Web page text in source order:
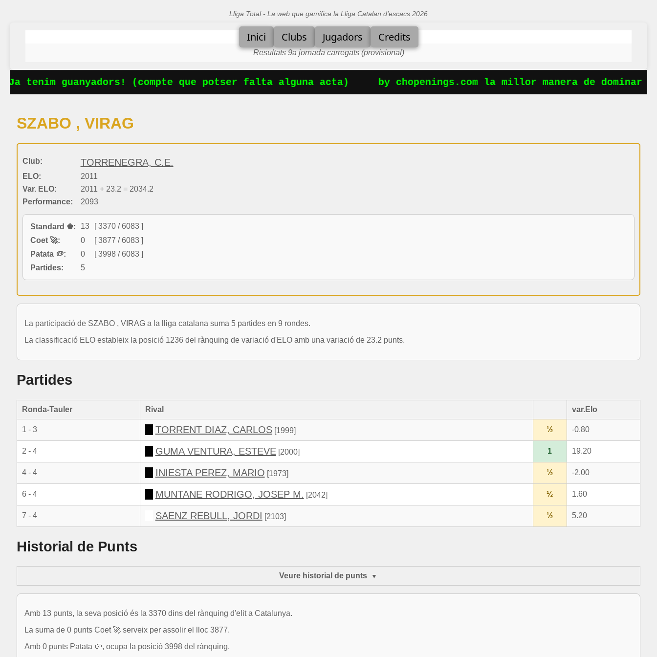
Lliga Total - La web que gamifica la Lliga Catalan d'escacs 2026
Inici Clubs Jugadors Credits
Resultats 9a jornada carregats (provisional)
tenim guanyadors! (compte que potser falta alguna acta) by chopenings.com la millor manera de dominar
SZABO , VIRAG
Club: TORRENEGRA, C.E.
ELO:
2011
Var. ELO:
2011 + 23.2 = 2034.2
Performance:
2093
Standard ♚: 13
[ 3370 / 6083 ]
Coet 🚀:
0
[ 3877 / 6083 ]
Patata 🥔:
0
[ 3998 / 6083 ]
Partides:
5
La participació de SZABO , VIRAG a la lliga catalana suma 5 partides en 9 rondes.
La classificació ELO estableix la posició 1236 del rànquing de variació d'ELO amb una variació de 23.2 punts.
Partides
Ronda-Tauler Rival var.Elo
1 - 3 TORRENT DIAZ, CARLOS[1999] ½ -0.80
2 - 4 GUMA VENTURA, ESTEVE[2000] 1 19.20
4 - 4 INIESTA PEREZ, MARIO [1973] ½ -2.00
6 - 4 MUNTANE RODRIGO, JOSEP M. [2042] ½ 1.60
7 - 4 SAENZ REBULL, JORDI [2103] ½ 5.20
Historial de Punts
Veure historial de punts
Amb 13 punts, la seva posició és la 3370 dins del rànquing d'elit a Catalunya.
La suma de 0 punts Coet 🚀 serveix per assolir el lloc 3877.
Amb 0 punts Patata 🥔, ocupa la posició 3998 del rànquing.